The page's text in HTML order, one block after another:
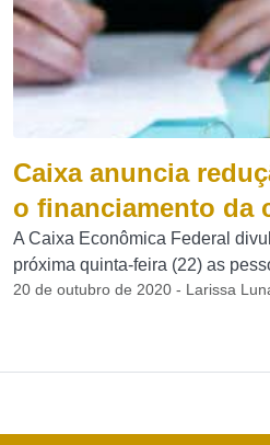
Caixa anuncia
o financiamento da
A Caixa Econômica Federal
próxima quinta-feira (22) as
20 de outubro de 2020 - Larissa